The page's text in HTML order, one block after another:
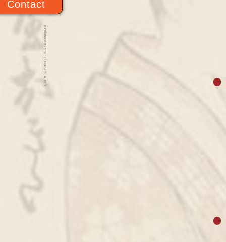
© créateur du site : EURASI S. A. R. L.
Contact